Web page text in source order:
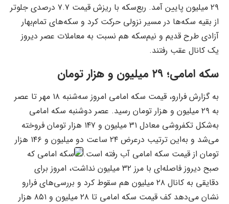
۲۹ میلیون پایین آمد. ربع‌سکه با ریزش قیمت ۷.۷ درصدی جلوتر
از بقیه سکه‌ها در مسیر نزولی حرکت کرد و سکه‌های تمام‌بهار
آزادی طرح قدیم و نیم‌سکه هم نسبت به معاملات عصر دیروز
یک کانال عقب رفتند.
سکه امامی؛ ۲۹ میلیون و هزار تومان
به گزارش فرارو، قیمت سکه امامی امروز سه‌شنبه ۱۸ مهر تا عصر
به ۲۹ میلیون و هزار تومان رسید. عصر دوشنبه سکه امامی
به‌شکل تکفروشی معادل ۳۱ میلیون و ۱۴۷ هزار تومان فروخته
می‌شد و به‌این ترتیب درعرض ۲۴ ساعت دو میلیون و ۱۴۶ هزار
تومان از قیمت سکه امامی آب رفته است.
سکه امامی که
صبح دیروز فاصله‌ای با مرز ۳۲ میلیون نداشت، امروز برای
دقایقی به کانال ۲۸ میلیون هم سقوط کرد و بررسی‌های فرارو
نشان می‌دهد کف قیمت سکه امامی تا ۲۸ میلیون و ۸۵۱ هزار